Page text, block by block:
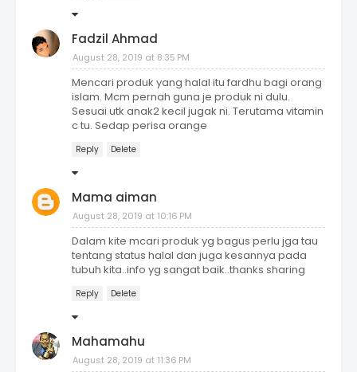
Fadzil Ahmad
August 28, 2019 at 8:35 PM
Mencari produk yang halal itu fardhu bagi orang
islam. Mcm pernah guna je produk ni dulu.
Sesuai utk anak2 kecil jugak ni. Terutama vitamin
c tu. Sedap perisa orange
Reply Delete
Mama aiman
August 28, 2019 at 10:16 PM
Dalam kite mcari produk yg bagus perlu jga tau
tentang status halal dan juga kesannya pada
tubuh kita..info yg sangat baik..thanks sharing
Reply Delete
Mahamahu
August 28, 2019 at 11:36 PM